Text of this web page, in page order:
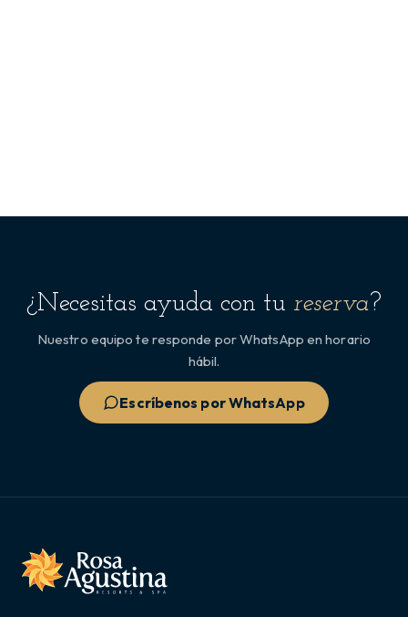
¿Necesitas ayuda con tu reserva?
Nuestro equipo te responde por WhatsApp en horario
hábil.
Escríbenos por WhatsApp